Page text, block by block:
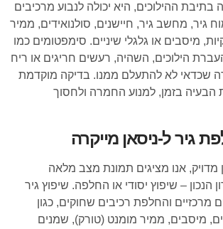
ההילוכים, היא יכולה לנבוע מרכיבים
גיר, מחשב גיר, חיישנים, סולנואידים, ממיר
מיסבים או גלגלי שיניים. סימפטומים כמו
הילוכים, השהיה, רעשים חריגים או ריח
שכדאי לא להתעלם ממנו. בדיקה מוקדמת
בזמן, למנוע החמרה ולחסוך
גיר ל-ניסאן מייקרה
מדויק, אנו מציגים תמונת מצב מלאה
הנכון – שיפוץ יסודי או החלפה. שיפוץ גיר
מרכזיים והחלפת רכיבים שחוקים, כגון
מיסבים, ממיר מומנט (טורק), שמנים